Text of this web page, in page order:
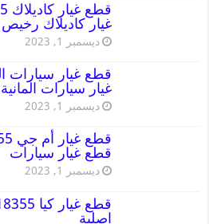
غيار كاديلاك رخيص
ديسمبر 1, 2023
غيار سيارات
ديسمبر 1, 2023
قطع غيار سيارات
ديسمبر 1, 2023
اصلية